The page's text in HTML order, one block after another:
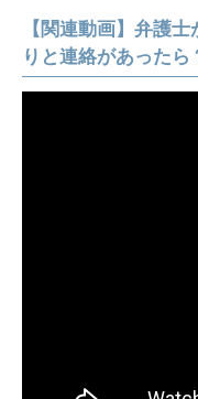
【関連動画】弁護
りと連絡があったら